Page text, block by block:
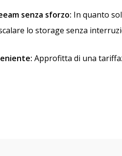
senza sforzo: In quanto
lo storage senza
Approfitta di una